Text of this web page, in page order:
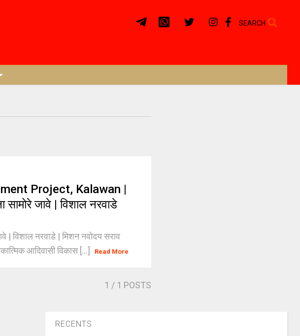
SEARCH
Project, Kalawan |
सामोरे जावे | विशाल नरवाडे
| विशाल नरवाडे | मिशन नवोदय सराव
आदिवासी विकास [...]
Read More
1 / 1 POSTS
RECENTS